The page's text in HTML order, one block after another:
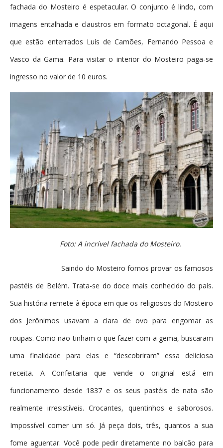
fachada do Mosteiro é espetacular. O conjunto é lindo, com
imagens entalhada e claustros em formato octagonal. É aqui
que estão enterrados Luís de Camões, Fernando Pessoa e
Vasco da Gama. Para visitar o interior do Mosteiro paga-se
ingresso no valor de 10 euros.
Foto: A incrível fachada do Mosteiro.
Saindo do Mosteiro fomos provar os famosos
pastéis de Belém. Trata-se do doce mais conhecido do país.
Sua história remete à época em que os religiosos do Mosteiro
dos Jerônimos usavam a clara de ovo para engomar as
roupas. Como não tinham o que fazer com a gema, buscaram
uma finalidade para elas e “descobriram” essa deliciosa
receita. A Confeitaria que vende o original está em
funcionamento desde 1837 e os seus pastéis de nata são
realmente irresistíveis. Crocantes, quentinhos e saborosos.
Impossível comer um só. Já peça dois, três, quantos a sua
fome aguentar. Você pode pedir diretamente no balcão para